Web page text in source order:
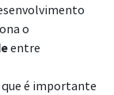
o
entre
é importante